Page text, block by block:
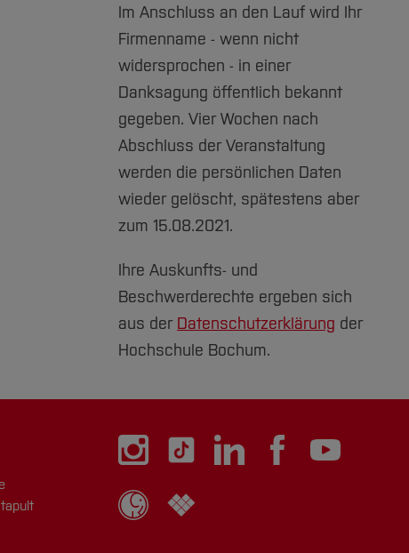
Im Anschluss an den Lauf wird Ihr
Firmenname - wenn nicht
widersprochen - in einer
Danksagung öffentlich bekannt
gegeben. Vier Wochen nach
Abschluss der Veranstaltung
werden die persönlichen Daten
wieder gelöscht, spätestens aber
zum 15.08.2021.
Ihre Auskunfts- und
Beschwerderechte ergeben sich
aus der Datenschutzerklärung der
Hochschule Bochum.